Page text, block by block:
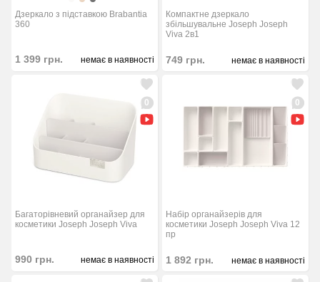
Дзеркало з підставкою Brabantia
360
1 399 грн. немає в наявності
Компактне дзеркало
збільшувальне Joseph Joseph
Viva 2в1
749 грн. немає в наявності
0
Багаторівневий органайзер для
косметики Joseph Joseph Viva
990 грн. немає в наявності
0
Набір органайзерів для
косметики Joseph Joseph Viva 12
пр
1 892 грн. немає в наявності